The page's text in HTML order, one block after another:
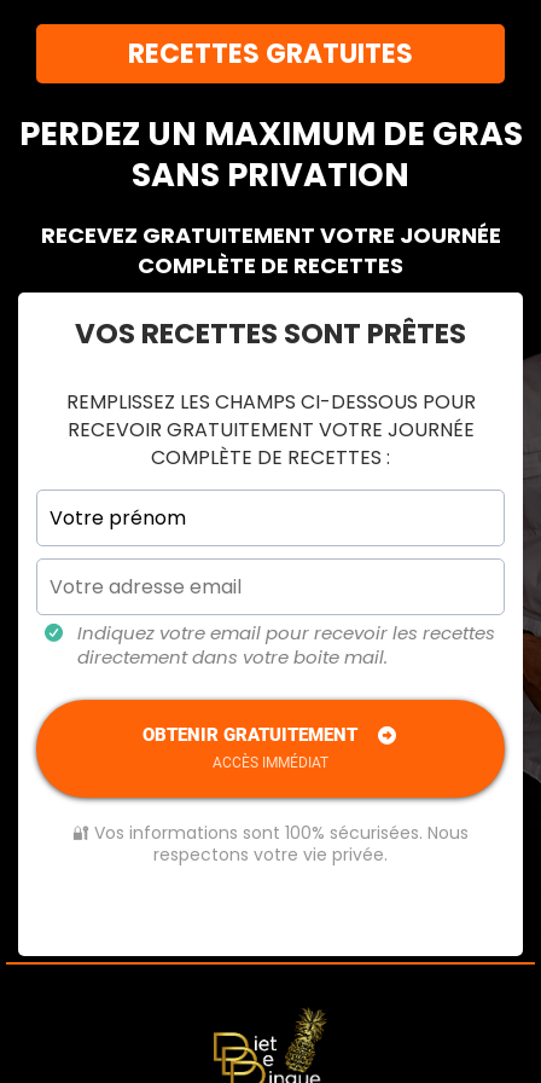
RECETTES GRATUITES
PERDEZ UN MAXIMUM DE GRAS
SANS PRIVATION
RECEVEZ GRATUITEMENT VOTRE JOURNÉE
COMPLÈTE DE RECETTES
VOS RECETTES SONT PRÊTES
REMPLISSEZ LES CHAMPS CI-DESSOUS POUR
RECEVOIR GRATUITEMENT VOTRE JOURNÉE
COMPLÈTE DE RECETTES :
Indiquez votre email pour recevoir les recettes
directement dans votre boite mail.
OBTENIR GRATUITEMENT
ACCÈS IMMÉDIAT
🔐 Vos informations sont 100% sécurisées. Nous
respectons votre vie privée.